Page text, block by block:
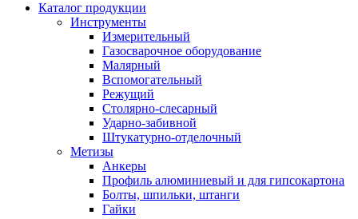
Каталог продукции
Инструменты
Измерительный
Газосварочное оборудование
Малярный
Вспомогательный
Режущий
Столярно-слесарный
Ударно-забивной
Штукатурно-отделочный
Метизы
Анкеры
Профиль алюминиевый и для гипсокартона
Болты, шпильки, штанги
Гайки